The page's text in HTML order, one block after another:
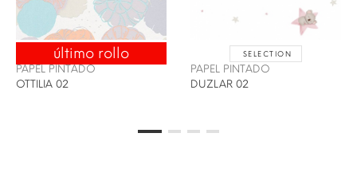
ENVÍO 24/48H
último rollo
PAPEL PINTADO
OTTILIA 02
SELECTION
PAPEL PINTADO
DUZLAR 02